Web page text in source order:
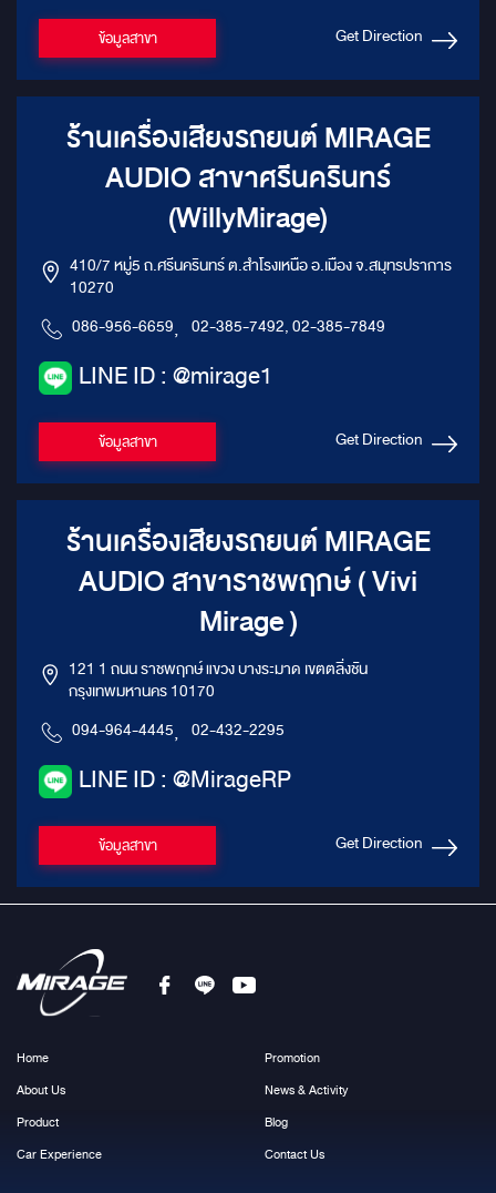
ข้อมูลสาขา Get Direction
ร้านเครื่องเสียงรถยนต์ MIRAGE
AUDIO สาขาศรีนครินทร์
(WillyMirage)
410/7 หมู่5 ถ.ศรีนครินทร์ ต.สำโรงเหนือ อ.เมือง จ.สมุทรปราการ
10270
086-956-6659, 02-385-7492, 02-385-7849
LINE ID : @mirage1
ข้อมูลสาขา Get Direction
ร้านเครื่องเสียงรถยนต์ MIRAGE
AUDIO สาขาราชพฤกษ์ ( Vivi
Mirage )
121 1 ถนน ราชพฤกษ์ แขวง บางระมาด เขตตลิ่งชัน
กรุงเทพมหานคร 10170
094-964-4445, 02-432-2295
LINE ID : @MirageRP
ข้อมูลสาขา Get Direction
Home
About Us
Product
Car Experience
Promotion
News & Activity
Blog
Contact Us